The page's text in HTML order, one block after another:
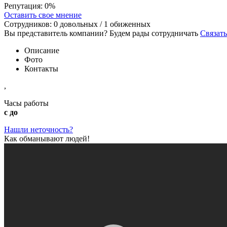
Репутация: 0%
Оставить свое мнение
Сотрудников: 0 довольных / 1 обиженных
Вы представитель компании? Будем рады сотрудничать
Описание
Фото
Контакты
,
Часы работы
с до
Нашли неточность?
Как обманывают людей!